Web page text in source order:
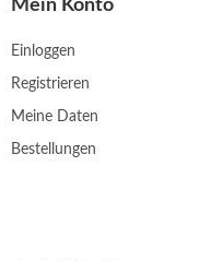
Mein Konto
Einloggen
Registrieren
Meine Daten
Bestellungen